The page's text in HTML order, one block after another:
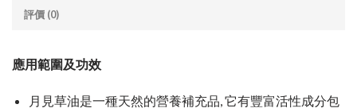
評價 (0)
應用範圍及功效
月見草油是一種天然的營養補充品, 它有豐富活性成分包